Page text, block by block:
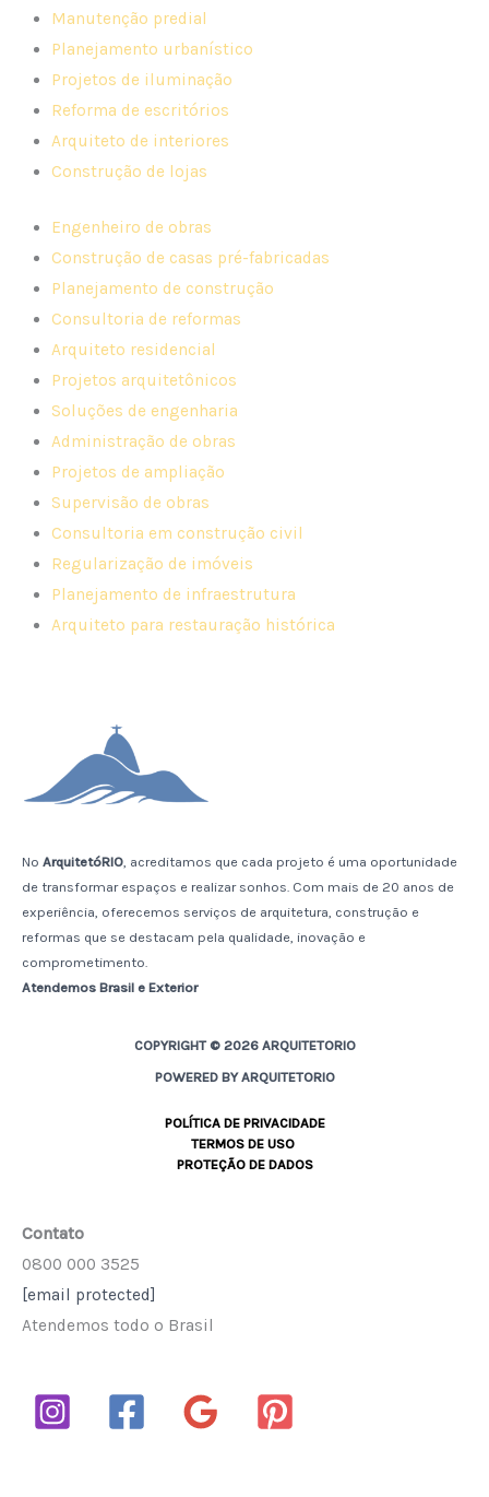
Manutenção predial
Planejamento urbanístico
Projetos de iluminação
Reforma de escritórios
Arquiteto de interiores
Construção de lojas
Engenheiro de obras
Construção de casas pré-fabricadas
Planejamento de construção
Consultoria de reformas
Arquiteto residencial
Projetos arquitetônicos
Soluções de engenharia
Administração de obras
Projetos de ampliação
Supervisão de obras
Consultoria em construção civil
Regularização de imóveis
Planejamento de infraestrutura
Arquiteto para restauração histórica
No ArquitetóRIO , acreditamos que cada projeto é uma oportunidade
de transformar espaços e realizar sonhos. Com mais de 20 anos de
experiência, oferecemos serviços de arquitetura, construção e
reformas que se destacam pela qualidade, inovação e
comprometimento.
Atendemos Brasil e Exterior
COPYRIGHT © 2026 ARQUITETORIO
POWERED BY ARQUITETORIO
POLÍTICA DE PRIVACIDADE
TERMOS DE USO
PROTEÇÃO DE DADOS
Contato
0800 000 3525
[email protected]
Atendemos todo o Brasil